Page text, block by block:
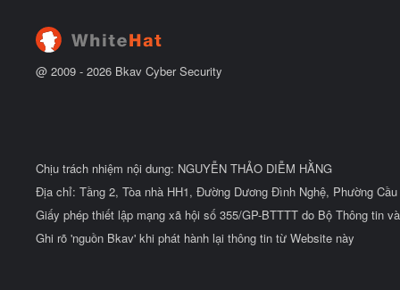
u
@ 2009 - 2026 Bkav Cyber Security
Chịu trách nhiệm nội dung: NGUYỄN THẢO DIỄM HẰNG
Địa chỉ: Tầng 2, Tòa nhà HH1, Đường Dương Đình Nghệ, Phường
Giấy phép thiết lập mạng xã hội số 355/GP-BTTTT do Bộ Thông tin
Ghi rõ 'nguồn Bkav' khi phát hành lại thông tin từ Website này